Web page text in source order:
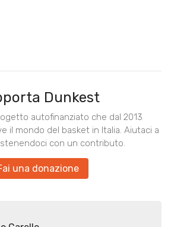
Dunkest
autofinanziato che dal 2013
il mondo del basket in Italia. Aiutaci a
con un contributo.
una donazione